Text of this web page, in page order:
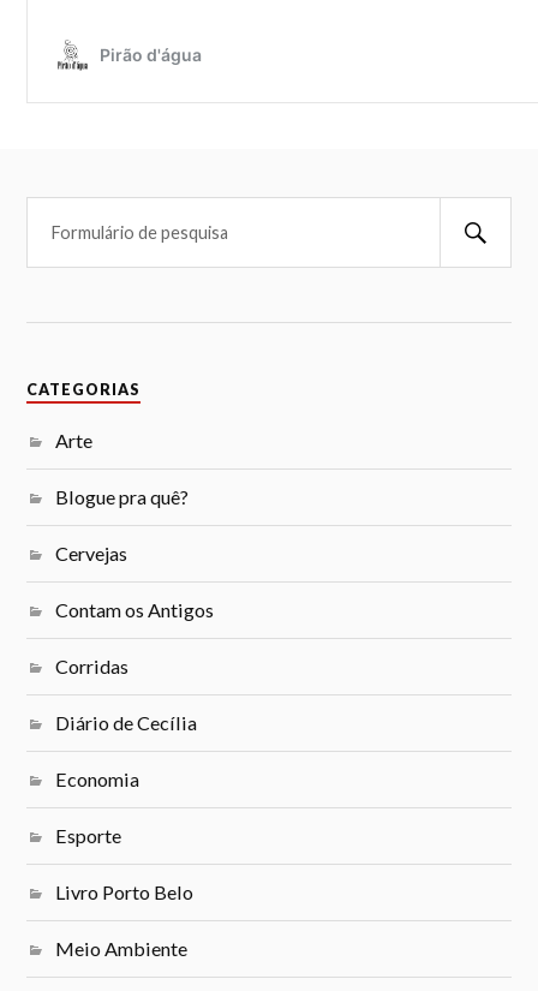
CATEGORIAS
Arte
Blogue pra quê?
Cervejas
Contam os Antigos
Corridas
Diário de Cecília
Economia
Esporte
Livro Porto Belo
Meio Ambiente